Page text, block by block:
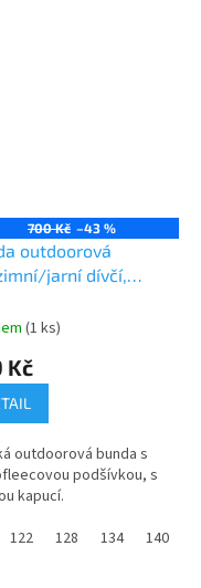
700 Kč –43 %
outdoorová
jarní dívčí,
(1 ks)
Kč
outdoorová bunda s
podšívkou, s
kapucí.
122 128 134 140